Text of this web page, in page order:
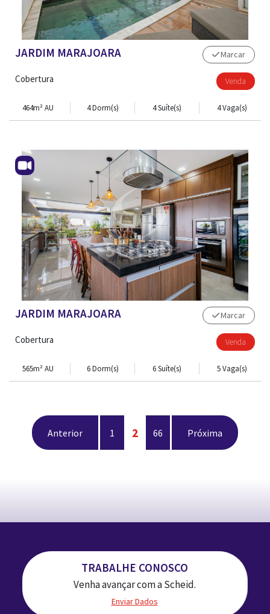
JARDIM MARAJOARA
Cobertura
Marcar
Venda
464m² AU 4 Dorm(s) 4 Suíte(s) 4 Vaga(s)
JARDIM MARAJOARA
Cobertura
Marcar
Venda
565m² AU 6 Dorm(s) 6 Suíte(s) 5 Vaga(s)
Anterior 1 2 66 Próxima
TRABALHE CONOSCO
Venha avançar com a Scheid.
Enviar Dados